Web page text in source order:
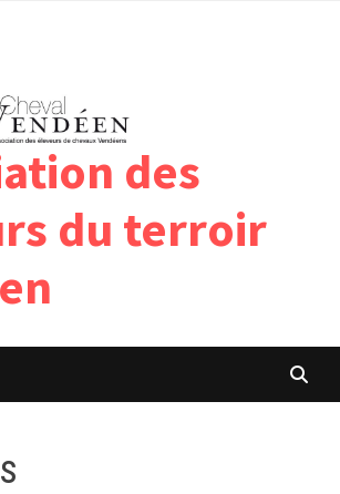
des
du terroir